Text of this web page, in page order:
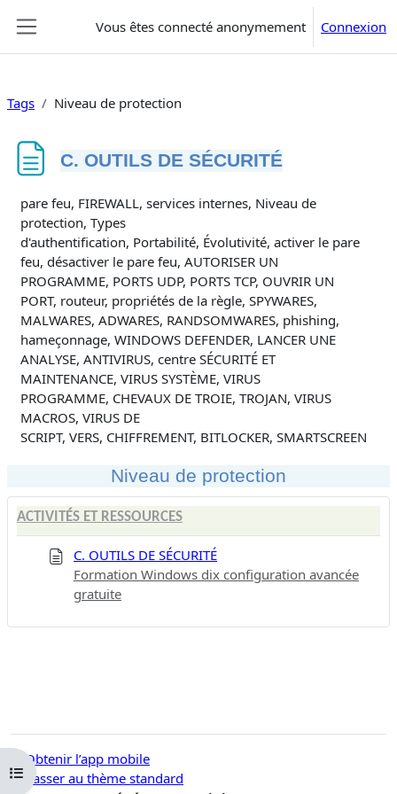
Vous êtes connecté anonymement Connexion
Ouvrir l’index du cours
Tags Niveau de protection
C. OUTILS DE SÉCURITÉ
Conditions d’achèvement
pare feu, FIREWALL, services internes, Niveau de
protection, Types
d'authentification, Portabilité, Évolutivité, activer le pare
feu, désactiver le pare feu, AUTORISER UN
PROGRAMME, PORTS UDP, PORTS TCP, OUVRIR UN
PORT, routeur, propriétés de la règle, SPYWARES,
MALWARES, ADWARES, RANDSOMWARES, phishing,
hameçonnage, WINDOWS DEFENDER, LANCER UNE
ANALYSE, ANTIVIRUS, centre SÉCURITÉ ET
MAINTENANCE, VIRUS SYSTÈME, VIRUS
PROGRAMME, CHEVAUX DE TROIE, TROJAN, VIRUS
MACROS, VIRUS DE
SCRIPT, VERS, CHIFFREMENT, BITLOCKER, SMARTSCREEN
Niveau de protection
ACTIVITÉS ET RESSOURCES
C. OUTILS DE SÉCURITÉ
Formation Windows dix configuration avancée
gratuite
Obtenir l’app mobile
Passer au thème standard